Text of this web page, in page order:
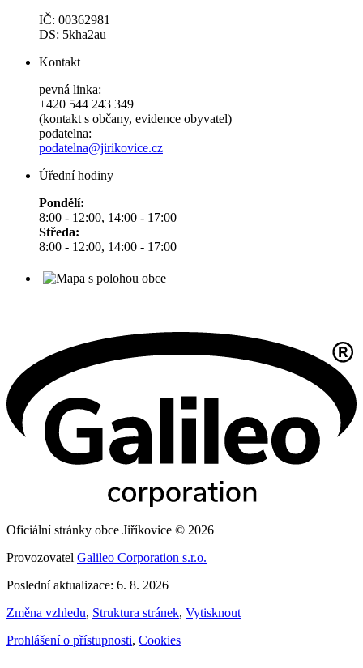
IČ: 00362981
DS: 5kha2au
Kontakt
pevná linka:
+420 544 243 349
(kontakt s občany, evidence obyvatel)
podatelna:
podatelna@jirikovice.cz
Úřední hodiny
Pondělí:
8:00 - 12:00, 14:00 - 17:00
Středa:
8:00 - 12:00, 14:00 - 17:00
Oficiální stránky obce Jiříkovice © 2026
Provozovatel Galileo Corporation s.r.o.
Poslední aktualizace: 6. 8. 2026
Změna vzhledu, Struktura stránek, Vytisknout
Prohlášení o přístupnosti, Cookies